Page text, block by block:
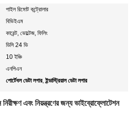
পাইল রিমোট কন্ট্রোলার
বিভিইএম
কারেন্ট, ভোল্টেজ, ফিলিং
ডিসি 24 ভি
10 ইঞ্চি
এনপিএন
পোর্টেবল ডেটা লগার,ইন্ডাস্ট্রিয়াল ডেটা লগার
এবং নিয়ন্ত্রণের জন্য ভাইব্রোফ্লোটেশন